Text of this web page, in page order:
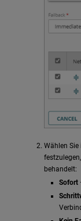
Wählen Sie
behandelt:
Sofort